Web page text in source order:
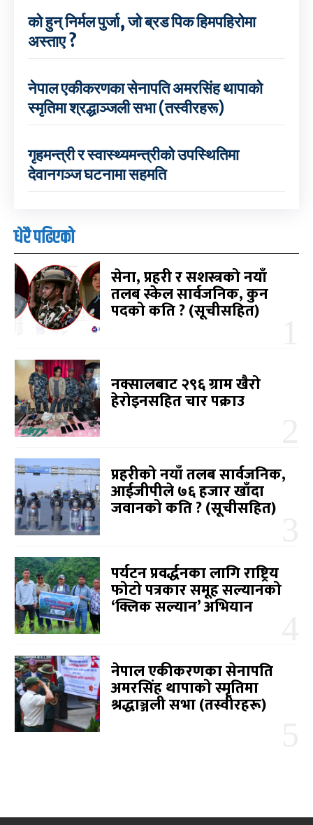
को हुन् निर्मल पुर्जा, जो ब्रड पिक हिमपहिरोमा
अस्ताए ?
नेपाल एकीकरणका सेनापति अमरसिंह थापाको
स्मृतिमा श्रद्धाञ्जली सभा (तस्वीरहरू)
गृहमन्त्री र स्वास्थ्यमन्त्रीको उपस्थितिमा
देवानगञ्ज घटनामा सहमति
धेरै पढिएको
सेना, प्रहरी र सशस्त्रको नयाँ
तलब स्केल सार्वजनिक, कुन
पदको कति ? (सूचीसहित)
नक्सालबाट २९६ ग्राम खैरो
हेरोइनसहित चार पक्राउ
प्रहरीको नयाँ तलब सार्वजनिक,
आईजीपीले ७६ हजार खाँदा
जवानको कति ? (सूचीसहित)
पर्यटन प्रवर्द्धनका लागि राष्ट्रिय
फोटो पत्रकार समूह सल्यानको
‘क्लिक सल्यान’ अभियान
नेपाल एकीकरणका सेनापति
अमरसिंह थापाको स्मृतिमा
श्रद्धाञ्जली सभा (तस्वीरहरू)